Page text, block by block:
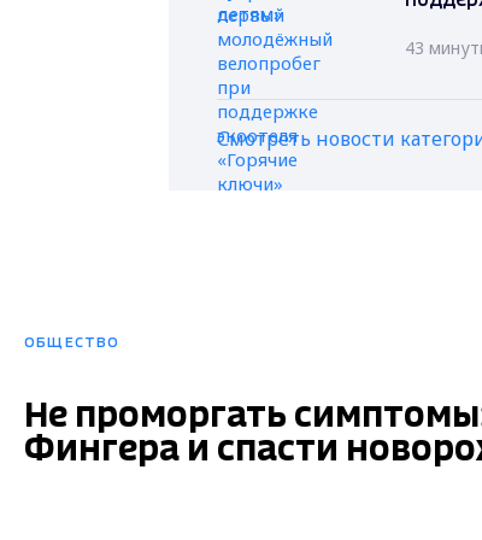
43
Смотреть новости
ОБЩЕСТВО
Не проморгать
Фингера и спасти